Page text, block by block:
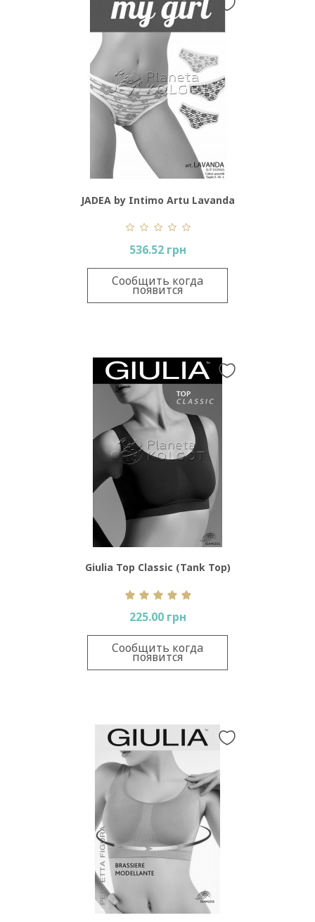
JADEA by Intimo Artu Lavanda
536.52 грн
Сообщить когда
появится
Giulia Top Classic (Tank Top)
225.00 грн
Сообщить когда
появится